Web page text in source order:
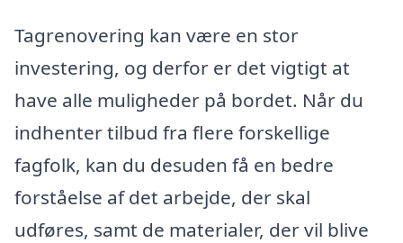
Tagrenovering kan være en stor
investering, og derfor er det vigtigt at
have alle muligheder på bordet. Når du
indhenter tilbud fra flere forskellige
fagfolk, kan du desuden få en bedre
forståelse af det arbejde, der skal
udføres, samt de materialer, der vil blive